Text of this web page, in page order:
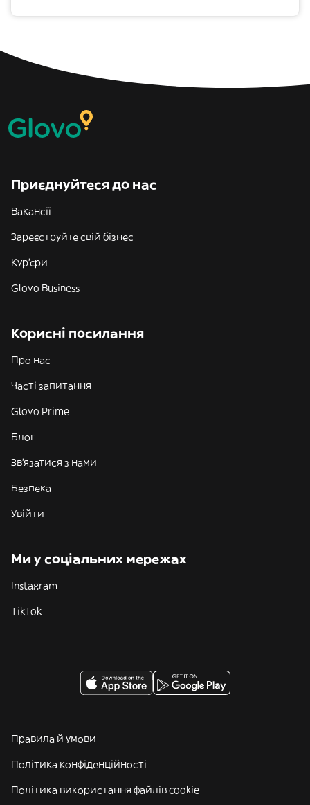
Приєднуйтеся до нас
Вакансії
Зареєструйте свій бізнес
Кур'єри
Glovo Business
Корисні посилання
Про нас
Часті запитання
Glovo Prime
Блог
Зв'язатися з нами
Безпека
Увійти
Ми у соціальних мережах
Instagram
TikTok
Правила й умови
Політика конфіденційності
Політика використання файлів cookie